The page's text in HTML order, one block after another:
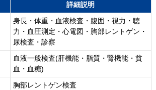
詳細説明
身長・体重・血液検査・腹囲・視力・聴
力・血圧測定・心電図・胸部レントゲン・
尿検査・診察
血液一般検査(肝機能・脂質・腎機能・貧
血・血糖)
胸部レントゲン検査